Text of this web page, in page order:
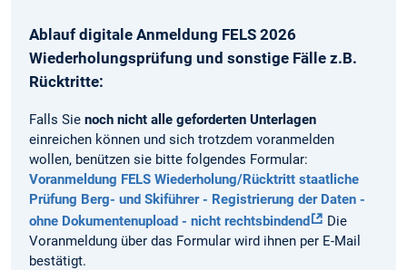
Ablauf digitale Anmeldung FELS 2026
Wiederholungsprüfung und sonstige Fälle z.B.
Rücktritte:
Falls Sie noch nicht alle geforderten Unterlagen
einreichen können und sich trotzdem voranmelden
wollen, benützen sie bitte folgendes Formular:
Voranmeldung FELS Wiederholung/Rücktritt staatliche
Prüfung Berg- und Skiführer - Registrierung der Daten -
ohne Dokumentenupload - nicht rechtsbindend
Die
Voranmeldung über das Formular wird ihnen per E-Mail
bestätigt.